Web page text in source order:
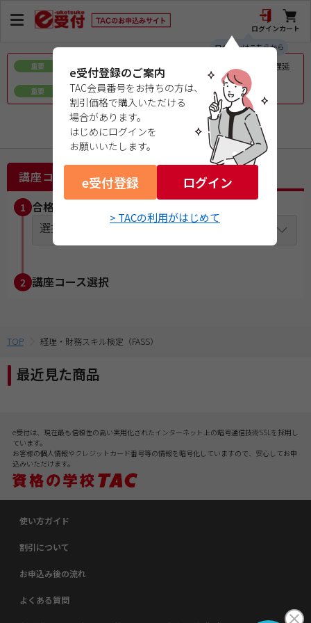
ログイン
ログインはこちらから
e受付登録のご案内
TAC会員番号をお持ちの方は、
割引価格で購入いただける
場合があります。
はじめにログインを
お願いいたします。
e受付登録 ログイン
> TACの利用がはじめて
カート
重要
令和8年熊本地震で被災された皆様へのお見舞いとお届け遅延
について
重要 ｅ会員証／ｅ受験票（PDFデータ）について
経理・財務スキル検定（FASS）
講座コース選択
1 合格目標年度を選択
選択してください
2 講座コース選択
TOP 経理・財務スキル検定（FASS）
最近見た商品
e受付は、現在最も信頼性の高い実用化されたインターネット上の暗号通信技術SSLを採用し
ています。
お客様の個人情報やクレジットカード番号等の情報を暗号化していますので、安心してお申
込みいただけます。
使い方ガイド
割引について
お申込み後の流れ
よくある質問